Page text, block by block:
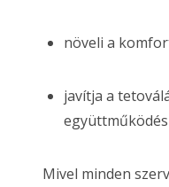
növeli a
javítja a
Mivel minden